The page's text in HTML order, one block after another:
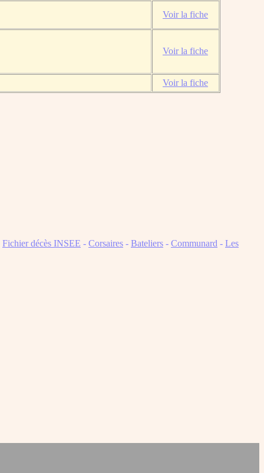
Voir la fiche
Voir la fiche
Voir la fiche
Fichier décès INSEE - Corsaires - Bateliers - Communard - Les